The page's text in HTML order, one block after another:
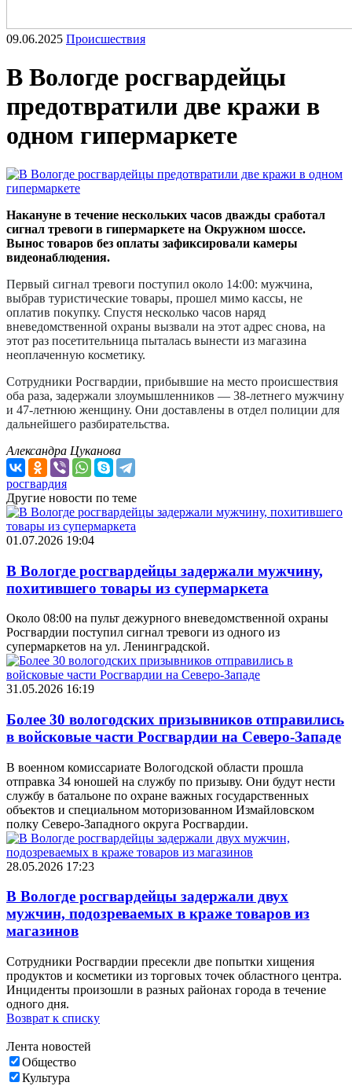
09.06.2025 Происшествия
В Вологде росгвардейцы
предотвратили две кражи в
одном гипермаркете
Накануне в течение нескольких часов дважды сработал
сигнал тревоги в гипермаркете на Окружном шоссе.
Вынос товаров без оплаты зафиксировали камеры
видеонаблюдения.
Первый сигнал тревоги поступил около 14:00: мужчина,
выбрав туристические товары, прошел мимо кассы, не
оплатив покупку. Спустя несколько часов наряд
вневедомственной охраны вызвали на этот адрес снова, на
этот раз посетительница пыталась вынести из магазина
неоплаченную косметику.
Сотрудники Росгвардии, прибывшие на место происшествия
оба раза, задержали злоумышленников — 38-летнего мужчину
и 47-летнюю женщину. Они доставлены в отдел полиции для
дальнейшего разбирательства.
Александра Цуканова
росгвардия
Другие новости по теме
01.07.2026 19:04
В Вологде росгвардейцы задержали мужчину,
похитившего товары из супермаркета
Около 08:00 на пульт дежурного вневедомственной охраны
Росгвардии поступил сигнал тревоги из одного из
супермаркетов на ул. Ленинградской.
31.05.2026 16:19
Более 30 вологодских призывников отправились
в войсковые части Росгвардии на Северо-Западе
В военном комиссариате Вологодской области прошла
отправка 34 юношей на службу по призыву. Они будут нести
службу в батальоне по охране важных государственных
объектов и специальном моторизованном Измайловском
полку Северо-Западного округа Росгвардии.
28.05.2026 17:23
В Вологде росгвардейцы задержали двух
мужчин, подозреваемых в краже товаров из
магазинов
Сотрудники Росгвардии пресекли две попытки хищения
продуктов и косметики из торговых точек областного центра.
Инциденты произошли в разных районах города в течение
одного дня.
Возврат к списку
Лента новостей
Общество
Культура